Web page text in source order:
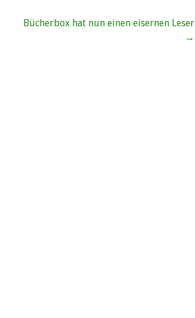
Bücherbox hat nun einen eisernen Leser
→